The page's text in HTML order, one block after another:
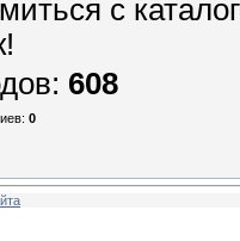
с
: 608
: 0